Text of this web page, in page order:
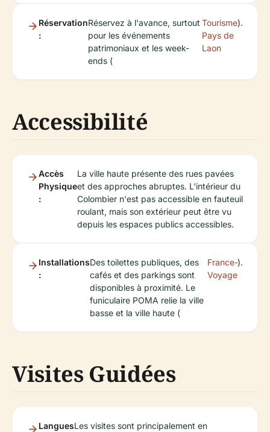
Réservation
:
Réservez à l'avance, surtout
pour les événements
patrimoniaux et les week-
ends (
Tourisme
Pays de
Laon
).
Accessibilité
Accès
Physique
:
La ville haute présente des rues pavées
et des approches abruptes. L'intérieur du
Colombier n'est pas accessible en fauteuil
roulant, mais son extérieur peut être vu
depuis les espaces publics accessibles.
Installations
:
Des toilettes publiques, des
cafés et des parkings sont
disponibles à proximité. Le
funiculaire POMA relie la ville
basse et la ville haute (
France-
Voyage
).
Visites Guidées
LanguesLes visites sont principalement en